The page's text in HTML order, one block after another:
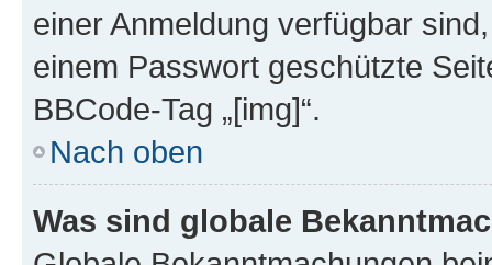
einer Anmeldung verfügbar
einem Passwort geschützte
BBCode-Tag „[img]“.
Nach oben
Was sind globale